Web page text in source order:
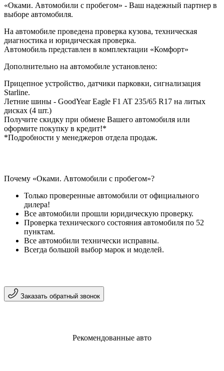
«Оками. Автомобили с пробегом» - Ваш надежный партнер в
выборе автомобиля.
На автомобиле проведена проверка кузова, техническая
диагностика и юридическая проверка.
Автомобиль представлен в комплектации «Комфорт»
Дополнительно на автомобиле установлено:
Прицепное устройство, датчики парковки, сигнализация
Starline.
Летние шины - GoodYear Eagle F1 AT 235/65 R17 на литых
дисках (4 шт.)
Получите скидку при обмене Вашего автомобиля или
оформите покупку в кредит!*
*Подробности у менеджеров отдела продаж.
Почему «Оками. Автомобили с пробегом»?
Только проверенные автомобили от официального
дилера!
Все автомобили прошли юридическую проверку.
Проверка технического состояния автомобиля по 52
пунктам.
Все автомобили технически исправны.
Всегда большой выбор марок и моделей.
Заказать обратный звонок
Рекомендованные авто